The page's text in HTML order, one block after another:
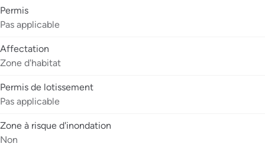
Permis
Pas applicable
Affectation
Zone d'habitat
Permis de lotissement
Pas applicable
Zone à risque d'inondation
Non